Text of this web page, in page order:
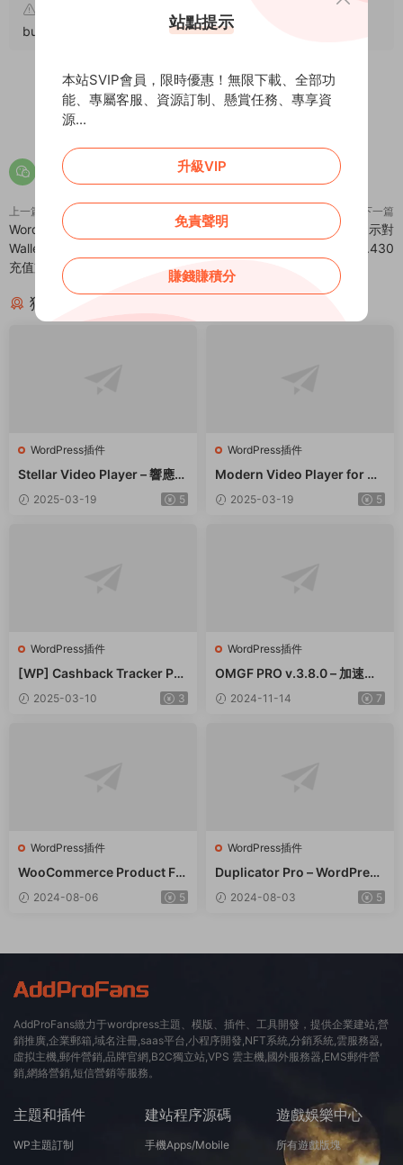
https://addprofans.com/wp-clever-faq-
builder/
，轉載請注明出處。
上一篇
WordPress WooCommerce
Wallet System Plugin – 商店餘額
充值支付插件 – v3.5.2
下一篇
WP Flat Tour Builder 工具提示對
話窗口插件 – v3.430
猜你喜歡
WordPress插件
Stellar Video Player – 響應式
視頻播放器WordPress插件 –
v2.9
2025-03-19 5
WordPress插件
Modern Video Player for W
ordPress – 功能強大的視頻和
音頻播放器 – v10.21
2025-03-19 5
WordPress插件
[WP] Cashback Tracker Pro
v2.6.4 退款追蹤器插件下載
2025-03-10 3
WordPress插件
OMGF PRO v.3.8.0 – 加速谷
歌字體本地化GDPR優化 破解
版插件下載
2024-11-14 7
WordPress插件
WooCommerce Product Filt
er 商品篩選器WordPress插
件 – v8.3.0
2024-08-06 5
WordPress插件
Duplicator Pro – WordPress
備份遷移WordPress插件 – v
4.5.15
2024-08-03 5
AddProFans緻力于wordpress主題、模版、插件、工具開發，提供企業建站,營
銷推廣,企業郵箱,域名注冊,saas平台,小程序開發,NFT系統,分銷系統,雲服務器,
虛拟主機,郵件營銷,品牌官網,B2C獨立站,VPS 雲主機,國外服務器,EMS郵件營
銷,網絡營銷,短信營銷等服務。
主題和插件
WP主題訂制
建站程序源碼
手機Apps/Mobile
遊戲娛樂中心
所有遊戲版塊
站點提示
本站SVIP會員，限時優惠！無限下載、全部功
能、專屬客服、資源訂制、懸賞任務、專享資
源...
升級VIP
免責聲明
賺錢賺積分